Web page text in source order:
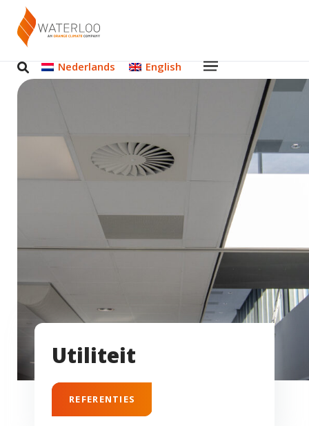
Nederlands English
Utiliteit
REFERENTIES